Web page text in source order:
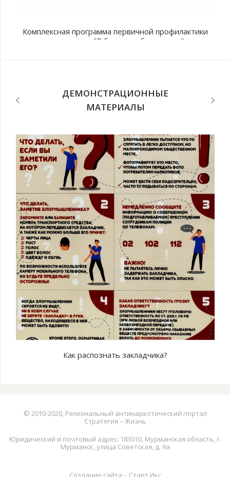
Комплексная программа первичной профилактики
наркомании "В будущее без рисков"
ДЕМОНСТРАЦИОННЫЕ
МАТЕРИАЛЫ
Как распознать закладчика?
© 2010-2020, Региональный антинаркотический портал
Стратегия – Жизнь
Юридический и почтовый адрес: 183010, Мурманская область, г.
Мурманск, улица Советская, д. 9а
Создание сайта – Старт Икс